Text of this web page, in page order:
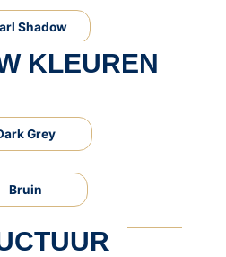
Shadow
KLEUREN
Grey
Bruin